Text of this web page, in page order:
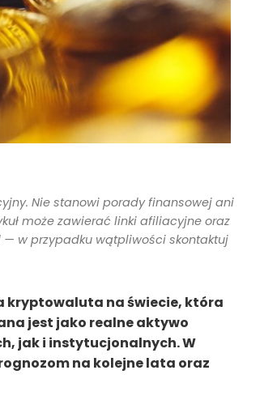
Nie stanowi porady finansowej ani
może zawierać linki afiliacyjne oraz
w przypadku wątpliwości skontaktuj
kryptowaluta na świecie, która
jest jako realne aktywo
jak i instytucjonalnych. W
na kolejne lata oraz